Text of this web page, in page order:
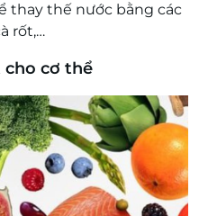
thay thế nước bằng các
rốt,…
cho cơ thể